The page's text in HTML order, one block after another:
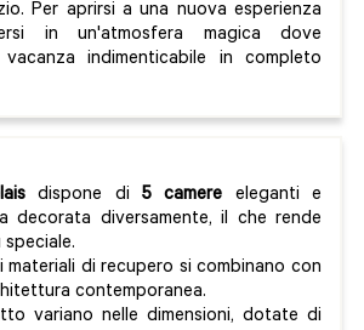
Per aprirsi a una nuova esperienza
in un'atmosfera magica dove
indimenticabile in completo
dispone di5 camere eleganti e
decorata diversamente, il che rende
materiali di recupero si combinano con
contemporanea.
variano nelle dimensioni, dotate di